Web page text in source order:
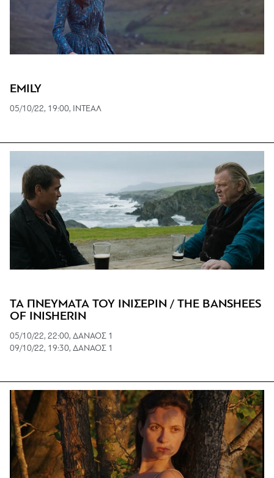
EMILY
05/10/22, 19:00, ΙΝΤΕΑΛ
ΤΑ ΠΝΕΥΜΑΤΑ ΤΟΥ ΙΝΙΣΕΡΙΝ / THE BANSHEES
OF INISHERIN
05/10/22, 22:00, ΔΑΝΑΟΣ 1
09/10/22, 19:30, ΔΑΝΑΟΣ 1